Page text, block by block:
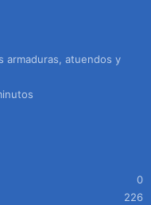
armaduras, atuendos y
0
226